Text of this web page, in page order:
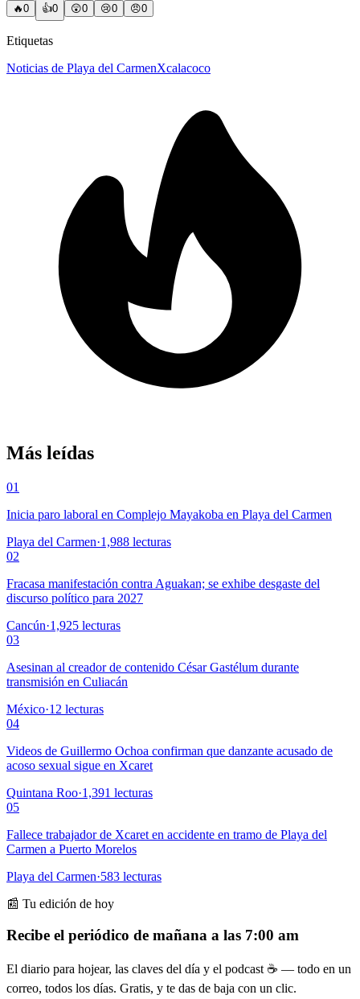
🔥0 👍0 😲0 😢0 😠0
Etiquetas
Noticias de Playa del CarmenXcalacoco
Más leídas
01
Inicia paro laboral en Complejo Mayakoba en Playa del Carmen
Playa del Carmen·1,988 lecturas
02
Fracasa manifestación contra Aguakan; se exhibe desgaste del
discurso político para 2027
Cancún·1,925 lecturas
03
Asesinan al creador de contenido César Gastélum durante
transmisión en Culiacán
México·12 lecturas
04
Videos de Guillermo Ochoa confirman que danzante acusado de
acoso sexual sigue en Xcaret
Quintana Roo·1,391 lecturas
05
Fallece trabajador de Xcaret en accidente en tramo de Playa del
Carmen a Puerto Morelos
Playa del Carmen·583 lecturas
📰 Tu edición de hoy
Recibe el periódico de mañana a las 7:00 am
El diario para hojear, las claves del día y el podcast ☕ — todo en un
correo, todos los días. Gratis, y te das de baja con un clic.